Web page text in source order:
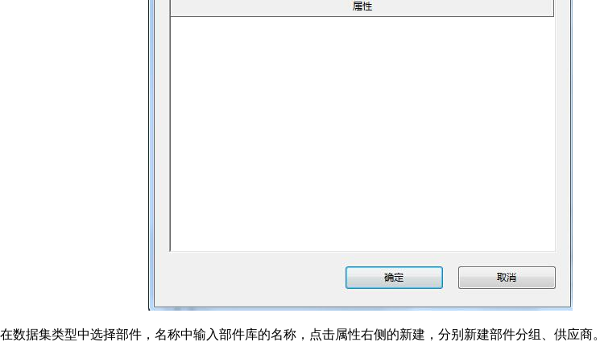
在数据集类型中选择部件，名称中输入部件库的名称，点击属性右侧的新建，分别新建部件分组、供应商。